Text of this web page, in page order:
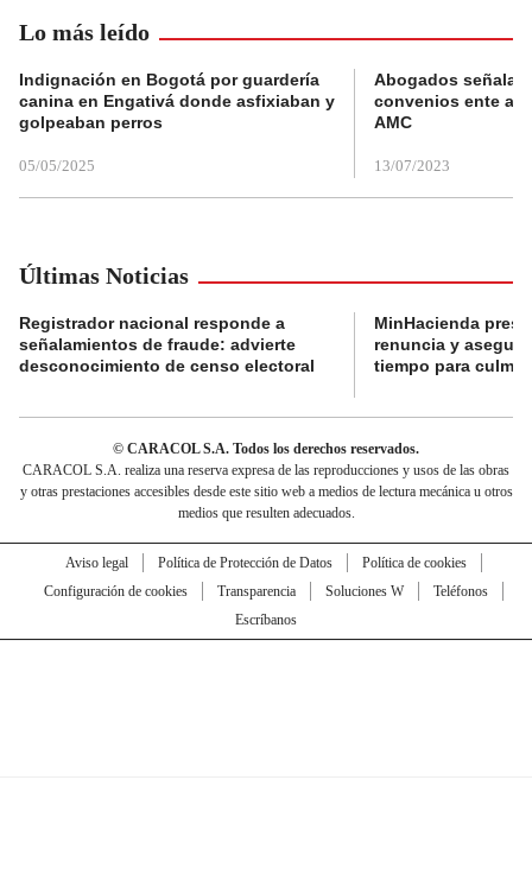
Lo más leído
Indignación en Bogotá por guardería
canina en Engativá donde asfixiaban y
golpeaban perros
05/05/2025
Abogados
convenios ente
AMC
13/07/2023
Últimas Noticias
Registrador nacional responde a
señalamientos de fraude: advierte
desconocimiento de censo electoral
MinHacienda
renuncia y
tiempo para
© CARACOL S.A. Todos los derechos reservados.
CARACOL S.A. realiza una reserva expresa de las reproducciones y usos de las obras
y otras prestaciones accesibles desde este sitio web a medios de lectura mecánica u otros
medios que resulten adecuados.
Aviso legal Política de Protección de Datos
Política de cookies
Configuración de cookies
Transparencia Soluciones W
Teléfonos
Escríbanos